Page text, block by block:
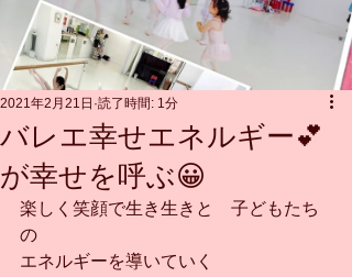
バレエ幸せエネルギー💕
が幸せを呼ぶ😀
2021年2月21日 読了時間: 1分
楽しく笑顔で生き生きと　子どもたち
の
エネルギーを導いていく